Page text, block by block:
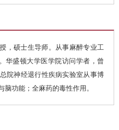
，硕士生导师。从事麻醉专业工
华盛顿大学医学院访问学者，曾
院神经退行性疾病实验室从事博
功能；全麻药的毒性作用。